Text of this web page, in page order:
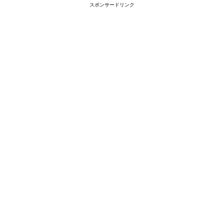
スポンサードリンク